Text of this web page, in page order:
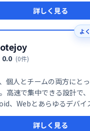
詳しく見る
よ
0.0 (0件)
個人とチームの両方にと
高速で集中できる設計で、
、Webとあらゆるデバイ
す。無料サインアップで、
詳しく見る